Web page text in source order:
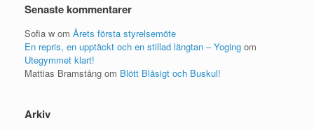
Senaste kommentarer
Sofia w om Årets första styrelsemöte
En repris, en upptäckt och en stillad längtan – Yoging om
Utegymmet klart!
Mattias Bramstång om Blött Blåsigt och Buskul!
Arkiv